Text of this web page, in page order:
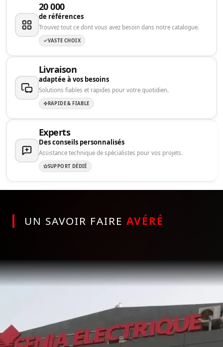
20 000
de références
Trouvez tout ce dont vous avez besoin dans notre catalogue.
VASTE CHOIX
Livraison
adaptée à vos besoins
Solutions fiables et rapides pour votre quotidien.
RAPIDE & FIABLE
Experts
Des conseils personnalisés
Assistance technique de spécialistes pour vos projets.
SUPPORT DÉDIÉ
UN SAVOIR FAIRE AVÉRÉ